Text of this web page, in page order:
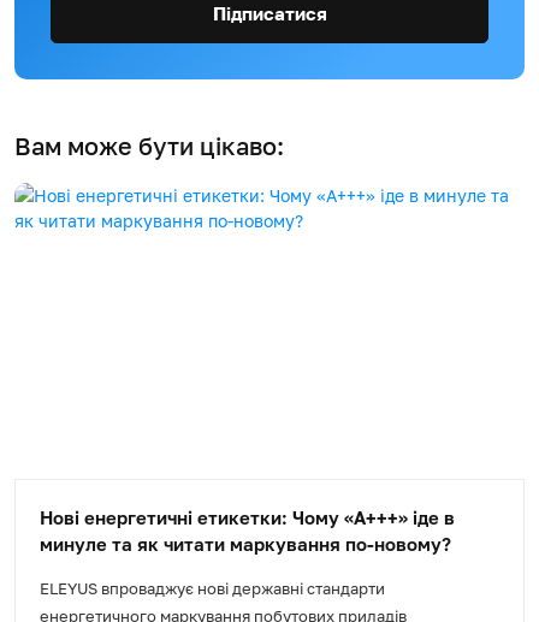
Підписатися
Вам може бути цікаво:
Нові енергетичні етикетки: Чому «A+++» іде в
минуле та як читати маркування по-новому?
ELEYUS впроваджує нові державні стандарти
енергетичного маркування побутових приладів